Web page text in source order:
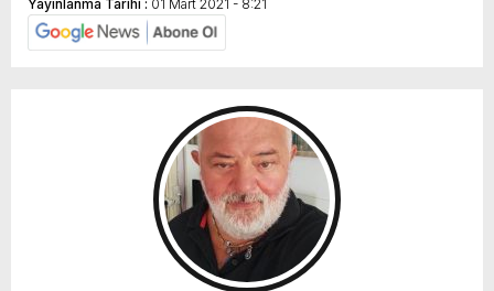
Yayınlanma Tarihi : 01 Mart 2021 - 8:21